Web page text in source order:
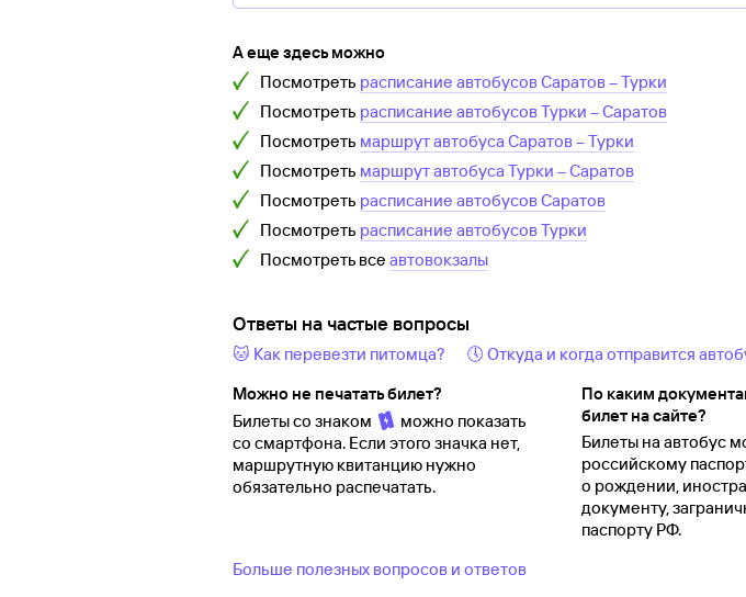
А еще здесь можно
Посмотреть расписание автобусовСаратов–Турки
Посмотреть расписание автобусовТурки –Саратов
Посмотреть маршрут автобуса Саратов–Турки
Посмотреть маршрут автобуса Турки –Саратов
Посмотреть расписание автобусовСаратов
Посмотреть расписание автобусовТурки
Посмотреть все автовокзалы
Ответы на частые вопросы
🐱 Как перевезти питомца? 🕔 Откуда и когда отправится
Можно не печатать билет?
Билеты со знаком
можно показать
со смартфона. Если этого значка нет,
маршрутную квитанцию нужно
обязательно распечатать.
По каким
билет на сайте?
Билеты на автобус
российскому
о рождении,
документу,
паспорту РФ.
Больше полезных вопросов и ответов